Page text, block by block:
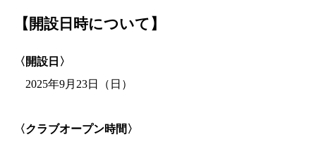
【開設日時について】
〈開設日〉
2025年9月23日（日）
〈クラブオープン時間〉